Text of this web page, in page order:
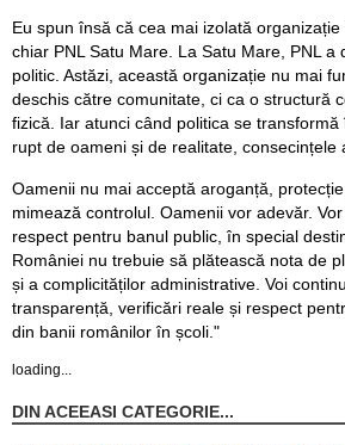
Eu spun însă că cea mai izolată
chiar PNL Satu Mare. La Satu Mare, PNL a
politic. Astăzi, această organizație nu mai
deschis către comunitate, ci ca o structură
fizică. Iar atunci când politica se transformă
rupt de oameni și de realitate, consecințele
Oamenii nu mai acceptă aroganță,
mimează controlul. Oamenii vor adevăr.
respect pentru banul public, în special
României nu trebuie să plătească nota de
și a complicităților administrative. Voi
transparență, verificări reale și respect
din banii românilor în școli."
loading...
DIN ACEEASI CATEGORIE...